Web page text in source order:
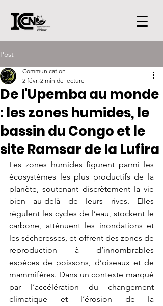
Post
De l'Upemba au monde
: les zones humides, le
bassin du Congo et le
site Ramsar de la Lufira
Communication
2 févr. 2 min de lecture
Les zones humides figurent parmi les
écosystèmes les plus productifs de la
planète, soutenant discrètement la vie
bien au-delà de leurs rives. Elles
régulent les cycles de l’eau, stockent le
carbone, atténuent les inondations et
les sécheresses, et offrent des zones de
reproduction à d’innombrables
espèces de poissons, d’oiseaux et de
mammifères. Dans un contexte marqué
par l’accélération du changement
climatique et l’érosion de la